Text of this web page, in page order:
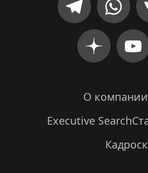
О компании
Executive Search